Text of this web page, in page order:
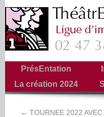
PrésEntation
La création 2024
← TOURNEE 2022